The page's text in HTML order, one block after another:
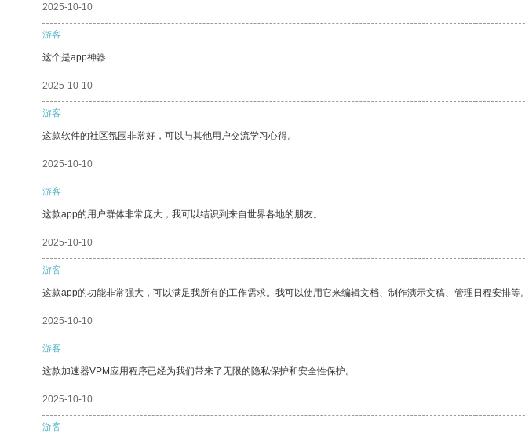
2025-10-10
游客
这个是app神器
2025-10-10
游客
这款软件的社区氛围非常好，可以与其他用户交流学习心得。
2025-10-10
游客
这款app的用户群体非常庞大，我可以结识到来自世界各地的朋友。
2025-10-10
游客
这款app的功能非常强大，可以满足我所有的工作需求。我可以使用它来编辑文档、制作演示文稿、管理日程安排等。
2025-10-10
游客
这款加速器VPM应用程序已经为我们带来了无限的隐私保护和安全性保护。
2025-10-10
游客